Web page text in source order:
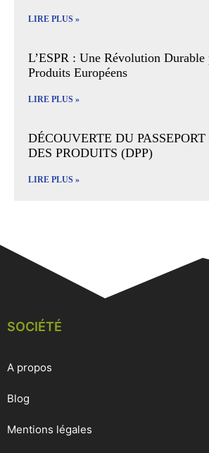
LIRE PLUS »
L’ESPR : Une Révolution Durable
Produits Européens
LIRE PLUS »
DÉCOUVERTE DU
DES PRODUITS (DPP)
LIRE PLUS »
SOCIÉTÉ
A propos
Blog
Mentions légales